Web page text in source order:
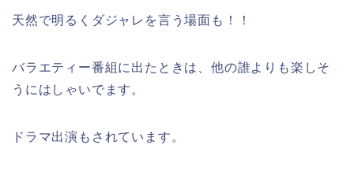
天然で明るくダジャレを言う場面も！！
バラエティー番組に出たときは、他の誰よりも楽しそ
うにはしゃいでます。
ドラマ出演もされています。